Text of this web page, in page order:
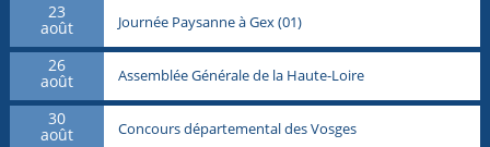
23
août Journée Paysanne à Gex (01)
26
août Assemblée Générale de la Haute-Loire
30
août Concours départemental des Vosges